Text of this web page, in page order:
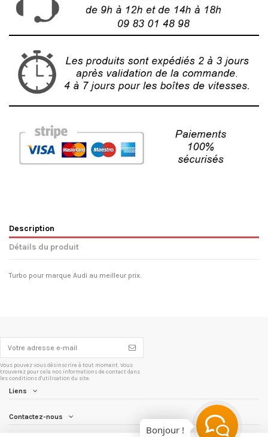
Description
Détails du produit
Turbo pour marque Audi au meilleur prix.
Vous pouvez vous désinscrire à tout moment. Vous
trouverez pour cela nos informations de contact dans
les conditions d'utilisation du site.
Liens
Contactez-nous
Bonjour !